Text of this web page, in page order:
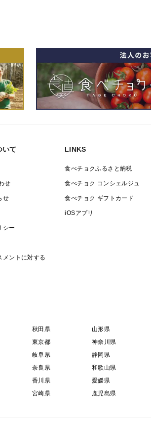
いて
せ
せ
シー
メントに対する
LINKS
食べチョクふるさと納税
食べチョク コンシェルジュ
食べチョク ギフトカード
iOSアプリ
秋田県 山形県
東京都 神奈川県
岐阜県 静岡県
奈良県 和歌山県
香川県 愛媛県
宮崎県 鹿児島県